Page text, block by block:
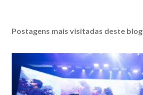
Postagens mais visitadas deste blog